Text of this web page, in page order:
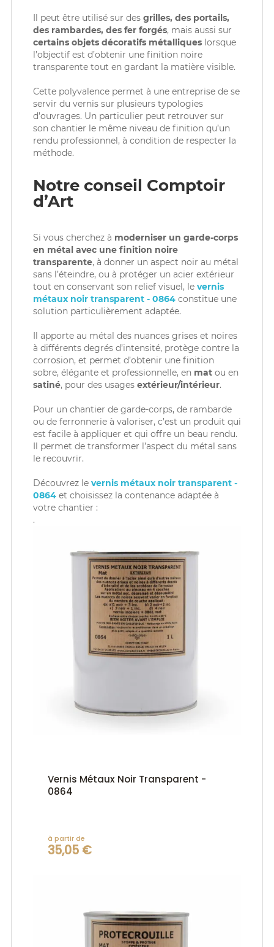
Il peut être utilisé sur des grilles, des portails,
des rambardes, des fer forgés, mais aussi sur
certains objets décoratifs métalliqueslorsque
l’objectif est d’obtenir une finition noire
transparente tout en gardant la matière visible.
Cette polyvalence permet à une entreprise de se
servir du vernis sur plusieurs typologies
d’ouvrages. Un particulier peut retrouver sur
son chantier le même niveau de finition qu’un
rendu professionnel, à condition de respecter la
méthode.
Notre conseil Comptoir
d’Art
Si vous cherchez à moderniser un garde-corps
en métal avec une finition noire
transparente, à donner un aspect noir au métal
sans l’éteindre, ou à protéger un acier extérieur
tout en conservant son relief visuel, le vernis
métaux noir transparent - 0864constitue une
solution particulièrement adaptée.
Il apporte au métal des nuances grises et noires
à différents degrés d’intensité, protège contre la
corrosion, et permet d’obtenir une finition
sobre, élégante et professionnelle, en matou en
satiné, pour des usages extérieur/intérieur.
Pour un chantier de garde-corps, de rambarde
ou de ferronnerie à valoriser, c’est un produit qui
est facile à appliquer et qui offre un beau rendu.
Il permet de transformer l’aspect du métal sans
le recouvrir.
Découvrez le vernis métaux noir transparent -
0864et choisissez la contenance adaptée à
votre chantier :
.
Vernis Métaux Noir Transparent -
0864
à partir de
35,05 €